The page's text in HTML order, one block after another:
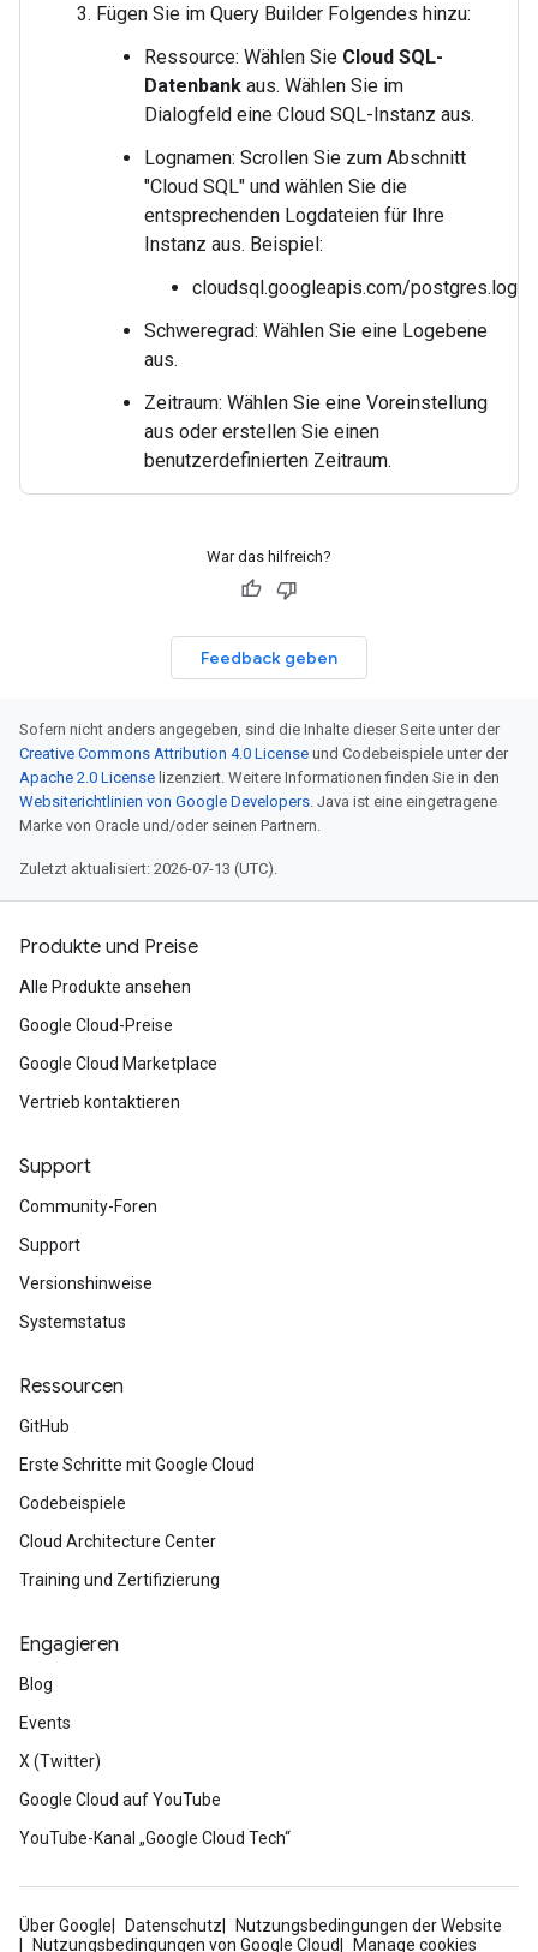
Fügen Sie im Query Builder Folgendes hinzu:
Ressource: Wählen Sie Cloud SQL-
Datenbank aus. Wählen Sie im
Dialogfeld eine Cloud SQL-Instanz aus.
Lognamen: Scrollen Sie zum Abschnitt
"Cloud SQL" und wählen Sie die
entsprechenden Logdateien für Ihre
Instanz aus. Beispiel:
cloudsql.googleapis.com/postgres.log
Schweregrad: Wählen Sie eine Logebene
aus.
Zeitraum: Wählen Sie eine Voreinstellung
aus oder erstellen Sie einen
benutzerdefinierten Zeitraum.
War das hilfreich?
Feedback geben
Sofern nicht anders angegeben, sind die Inhalte dieser Seite unter der
Creative Commons Attribution 4.0 License und Codebeispiele unter der
Apache 2.0 License lizenziert. Weitere Informationen finden Sie in den
Websiterichtlinien von Google Developers. Java ist eine eingetragene
Marke von Oracle und/oder seinen Partnern.
Zuletzt aktualisiert: 2026-07-13 (UTC).
Produkte und Preise
Alle Produkte ansehen
Google Cloud-Preise
Google Cloud Marketplace
Vertrieb kontaktieren
Support
Community-Foren
Support
Versionshinweise
Systemstatus
Ressourcen
GitHub
Erste Schritte mit Google Cloud
Codebeispiele
Cloud Architecture Center
Training und Zertifizierung
Engagieren
Blog
Events
X (Twitter)
Google Cloud auf YouTube
YouTube-Kanal „Google Cloud Tech“
Über Google Datenschutz
Nutzungsbedingungen der Website
Nutzungsbedingungen von Google Cloud
Manage cookies